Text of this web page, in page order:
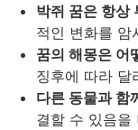
박쥐 꿈은 항상
적인 변화를 암
꿈의 해몽은 어
징후에 따라 달
다른 동물과 함
결할 수 있음을